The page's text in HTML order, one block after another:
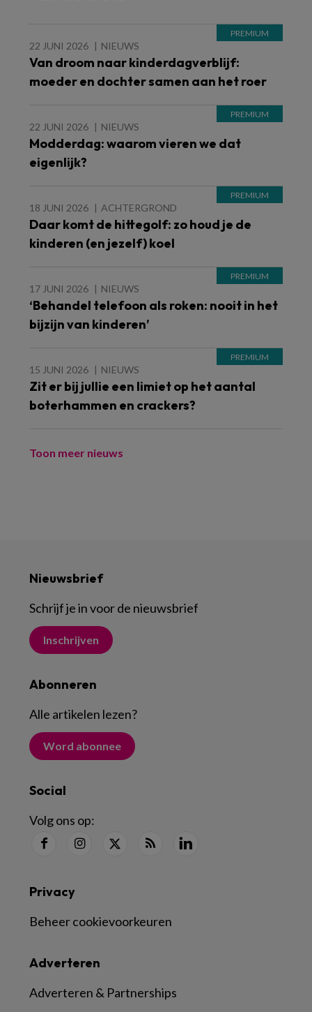
22 JUNI 2026 NIEUWS
Van droom naar kinderdagverblijf:
moeder en dochter samen aan het roer
22 JUNI 2026 NIEUWS
Modderdag: waarom vieren we dat
eigenlijk?
18 JUNI 2026 ACHTERGROND
Daar komt de hittegolf: zo houd je de
kinderen (en jezelf) koel
17 JUNI 2026 NIEUWS
‘Behandel telefoon als roken: nooit in het
bijzijn van kinderen’
15 JUNI 2026 NIEUWS
Zit er bij jullie een limiet op het aantal
boterhammen en crackers?
Toon meer nieuws
Nieuwsbrief
Schrijf je in voor de nieuwsbrief
Inschrijven
Abonneren
Alle artikelen lezen?
Word abonnee
Social
Volg ons op:
Adverteren
Adverteren & Partnerships
Privacy
Beheer cookievoorkeuren